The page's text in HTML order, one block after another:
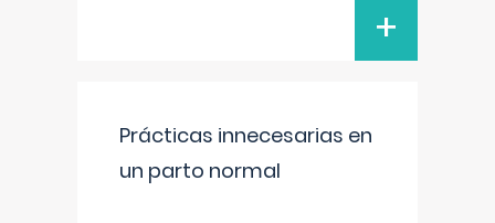
+
Prácticas innecesarias en
un parto normal